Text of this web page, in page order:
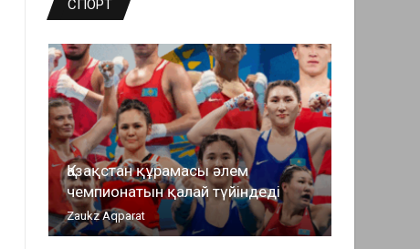
СПОРТ
Қазақстан құрамасы әлем
чемпионатын қалай түйіндеді
Zaukz Aqparat